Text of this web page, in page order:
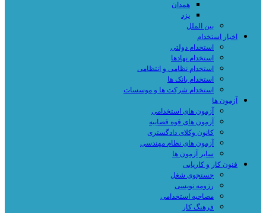
همدان
یزد
بین الملل
اخبار استخدام
استخدام دولتی
استخدام نهادها
استخدام نظامی و انتظامی
استخدام بانک ها
استخدام شرکت ها و موسسات
آزمون ها
آزمون های استخدامی
آزمون های قوه قضاییه
کانون وکلای دادگستری
آزمون های نظام مهندسی
سایر آزمون ها
فنون کار و کاریابی
جستجوی شغل
رزومه نویسی
مصاحبه استخدامی
فرهنگ کار